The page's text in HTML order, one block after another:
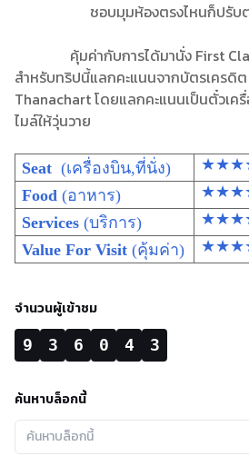
ชอบมุมห้องตรงไหนก็ปรับ
คุ้มค่ากับการได้มานั่ง First
สำหรับทริปนี้แลกคะแนนจากบัตรเครดิ
Thanachart โดยแลกคะแนนเป็นตั๋วเค
ไมล์ให้วุ่นวาย
Seat (เครื่องบิน,ที่นั่ง)
Food (อาหาร)
Services (บริการ)
Value For Visit (คุ้มค่า)
จำนวนผู้เข้าชม
9
3 6 0 4 3
ค้นหาบล็อกนี้